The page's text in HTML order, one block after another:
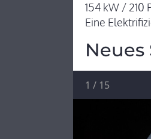
154 kW / 210
Eine
1 / 15